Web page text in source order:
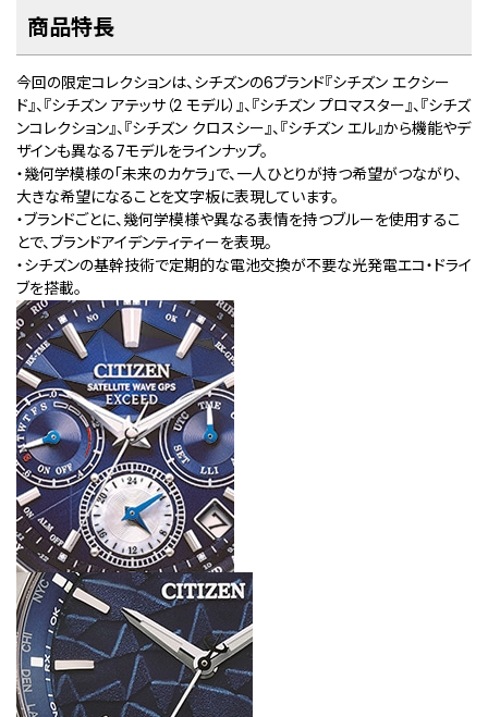
商品特長
今回の限定コレクションは、シチズンの6ブランド『シチズン エクシー
ド』、『シチズン アテッサ（2 モデル）』、『シチズン プロマスター』、『シチズ
ンコレクション』、『シチズン クロスシー』、『シチズン エル』から機能やデ
ザインも異なる7モデルをラインナップ。
・幾何学模様の「未来のカケラ」で、一人ひとりが持つ希望がつながり、
大きな希望になることを文字板に表現しています。
・ブランドごとに、幾何学模様や異なる表情を持つブルーを使用するこ
とで、ブランドアイデンティティーを表現。
・シチズンの基幹技術で定期的な電池交換が不要な光発電エコ・ドライ
ブを搭載。